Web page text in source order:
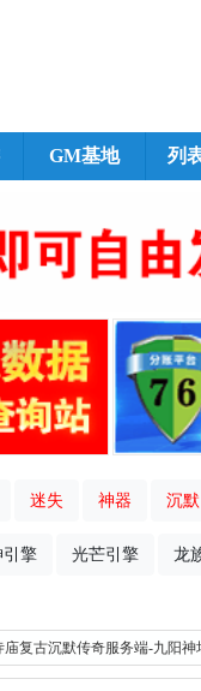
GM基地 列
迷失 神器 沉默
引擎 光芒引擎 龙
复古沉默传奇服务端-九阳